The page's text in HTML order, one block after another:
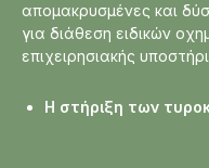
απομακρυσμένες και
για διάθεση ειδικών
επιχειρησιακής
Η στήριξη των